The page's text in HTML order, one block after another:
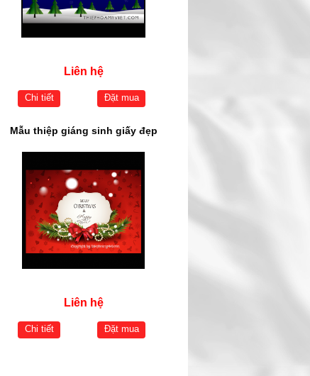
Liên hệ
Chi tiết Đặt mua
Mẫu thiệp giáng sinh giấy đẹp
Liên hệ
Chi tiết Đặt mua